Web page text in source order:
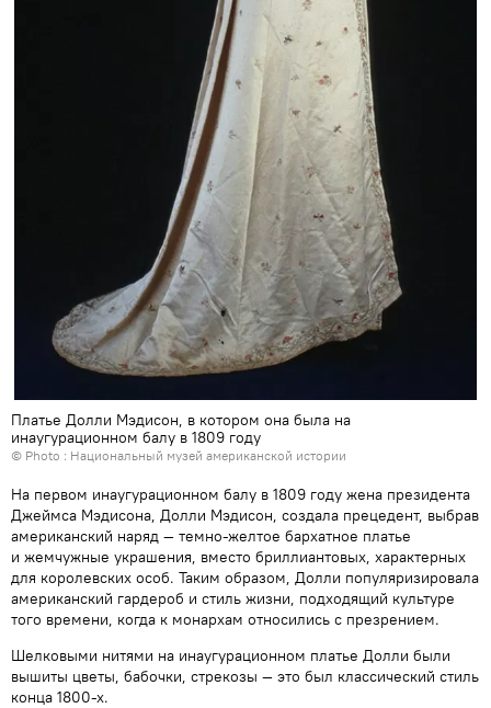
Платье Долли Мэдисон, в котором она была на
инаугурационном балу в 1809 году
© Photo : Национальный музей американской истории
На первом инаугурационном балу в 1809 году жена президента
Джеймса Мэдисона, Долли Мэдисон, создала прецедент, выбрав
американский наряд — темно-желтое бархатное платье
и жемчужные украшения, вместо бриллиантовых, характерных
для королевских особ. Таким образом, Долли популяризировала
американский гардероб и стиль жизни, подходящий культуре
того времени, когда к монархам относились с презрением.
Шелковыми нитями на инаугурационном платье Долли были
вышиты цветы, бабочки, стрекозы — это был классический стиль
конца 1800-х.